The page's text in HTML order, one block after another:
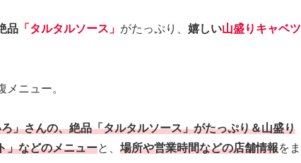
品 「タルタルソース」 がたっぷり、 嬉しい山盛りキャベツ
メニュー。
」さんの、絶品「タルタルソース」がたっぷり＆山盛り
」などのメニューと、 場所や営業時間などの店舗情報をま